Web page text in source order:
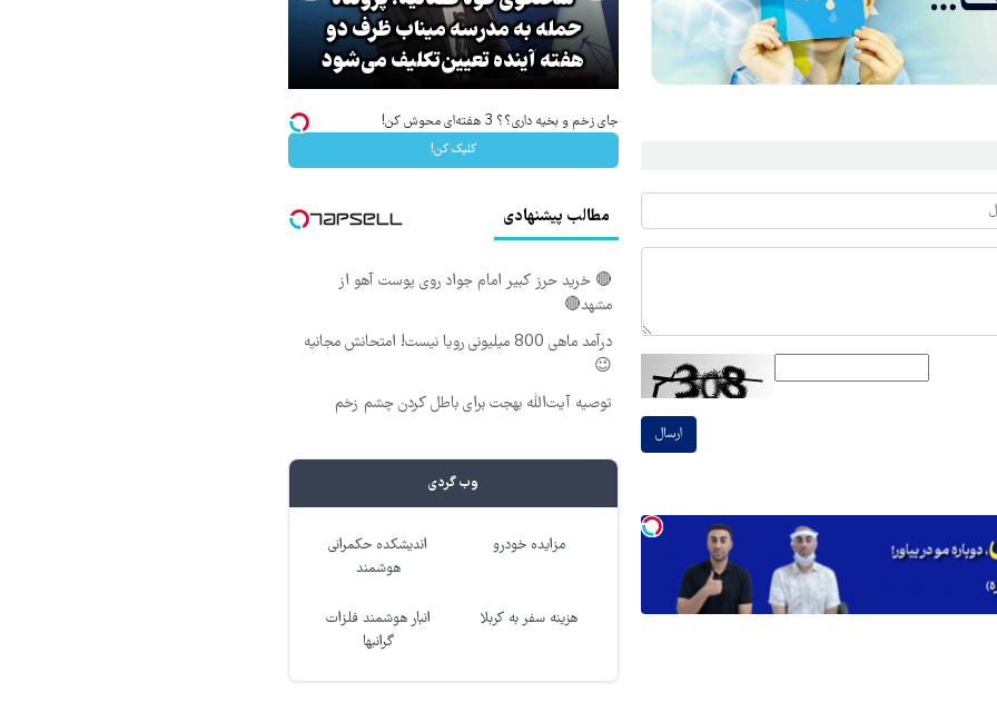
ارسال
سناتور آمریکایی: ترامپ باید بیکار
شود
حمله به مدرسه میناب ظرف دو
هفته آینده تعیین‌تکلیف می‌شود
جای زخم و بخیه داری؟؟ 3 هفته‌ای محوش کن!
کلیک کن!
مطالب پیشنهادی
🔴 خرید حرز کبیر امام جواد روی پوست آهو از
مشهد🔴
درآمد ماهی 800 میلیونی رویا نیست! امتحانش مجانیه
😉
توصیه آیت‌الله بهجت برای باطل کردن چشم زخم
وب گردی
مزایده خودرو
اندیشکده حکمرانی
هوشمند
هزینه سفر به کربلا
انبار هوشمند فلزات
گرانبها